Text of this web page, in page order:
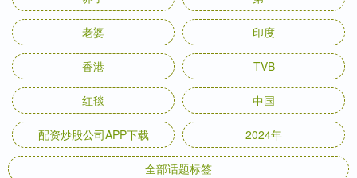
老婆 印度
香港 TVB
红毯 中国
配资炒股公司APP下载 2024年
全部话题标签